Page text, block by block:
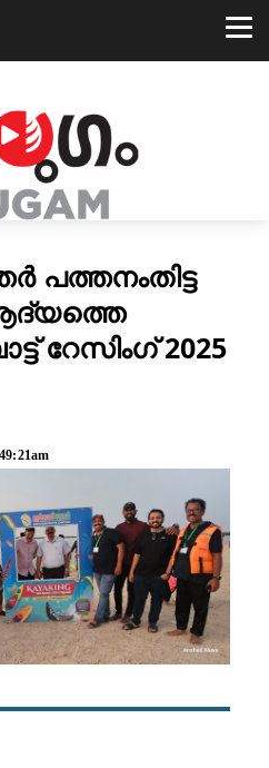
പത്തനംതിട്ട
ആദ്യത്തെ
റേസിംഗ് 2025